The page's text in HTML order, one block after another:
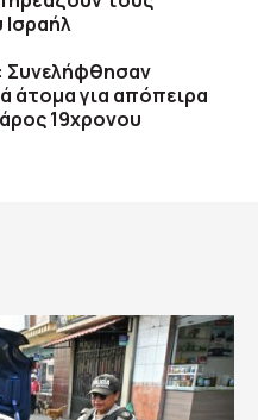
Συνελήφθησαν
άτομα για απόπειρα
19χρονου